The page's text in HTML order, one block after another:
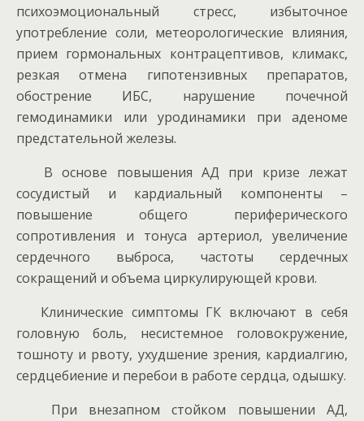
психоэмоциональный стресс, избыточное
употребление соли, метеорологические влияния,
прием гормональных контрацептивов, климакс,
резкая отмена гипотензивных препаратов,
обострение ИБС, нарушение почечной
гемодинамики или уродинамики при аденоме
предстательной железы.
В основе повышения АД при кризе лежат
сосудистый и кардиальный компоненты –
повышение общего периферического
сопротивления и тонуса артериол, увеличение
сердечного выброса, частоты сердечных
сокращений и объема циркулирующей крови.
Клинические симптомы ГК включают в себя
головную боль, несистемное головокружение,
тошноту и рвоту, ухудшение зрения, кардиалгию,
сердцебиение и перебои в работе сердца, одышку.
При внезапном стойком повышении АД,